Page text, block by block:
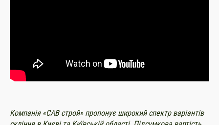
Компанія «САВ строй» пропонує широкий спектр варіантів